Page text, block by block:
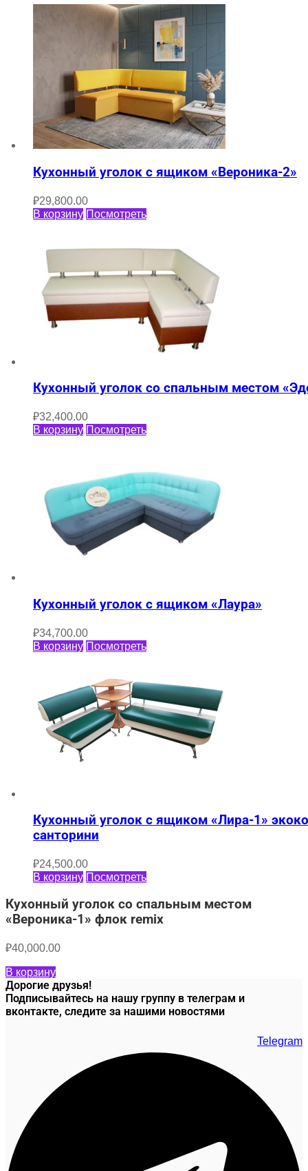
Кухонный уголок с ящиком «Вероника-2»
₽29,800.00
В корзину Посмотреть
Кухонный уголок со спальным местом
₽32,400.00
В корзину Посмотреть
Кухонный уголок с ящиком «Лаура»
₽34,700.00
В корзину Посмотреть
Кухонный уголок с ящиком «Лира-1»
санторини
₽24,500.00
В корзину Посмотреть
Кухонный уголок со спальным местом
«Вероника-1» флок remix
₽40,000.00
В корзину
Дорогие друзья!
Подписывайтесь на нашу группу в телеграм и
вконтакте, следите за нашими новостями
Telegram